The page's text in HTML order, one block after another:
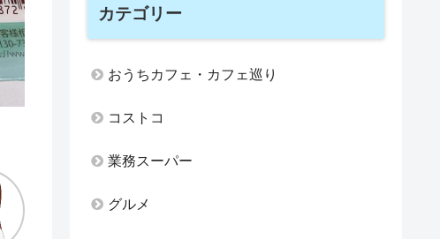
カテゴリー
おうちカフェ・カフェ巡り
コストコ
業務スーパー
グルメ